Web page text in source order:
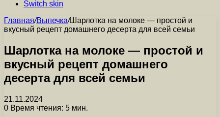
Switch skin
Главная/Выпечка/Шарлотка на молоке — простой и
вкусный рецепт домашнего десерта для всей семьи
Шарлотка на молоке — простой и
вкусный рецепт домашнего
десерта для всей семьи
21.11.2024
0 Время чтения: 5 мин.